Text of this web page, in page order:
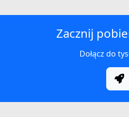
Zacznij
Dołącz do